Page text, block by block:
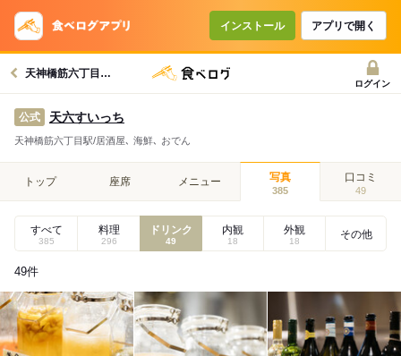
インストール アプリで開く
天神橋筋六丁目駅グルメへ
ログイン
公式 天六すいっち
天神橋筋六丁目駅/居酒屋､ 海鮮､ おでん
トップ 座席 メニュー 写真
385
口コミ
49
すべて
385
料理
296
ドリンク
49
内観
18
外観
18
その他
49件